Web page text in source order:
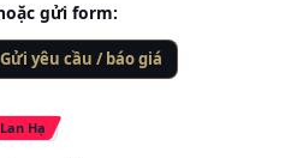
gửi form:
Gửi yêu cầu / báo giá
Hạ